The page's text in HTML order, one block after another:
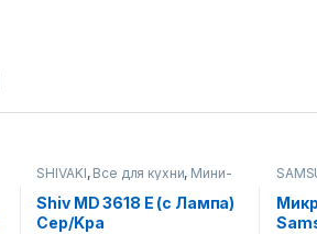
SHIVAKI, Все для кухни, Мини-
Shiv MD 3618 E (с Лампа)
Сер/Kра